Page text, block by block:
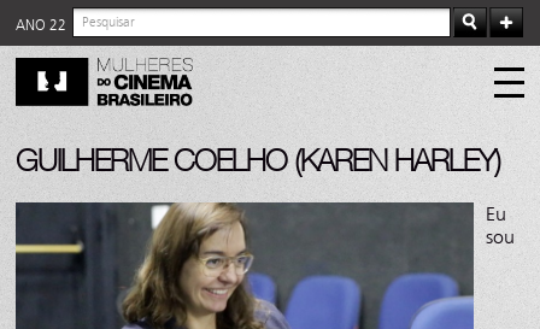
ANO 22
GUILHERME COELHO (KAREN HARLEY)
Eu
sou